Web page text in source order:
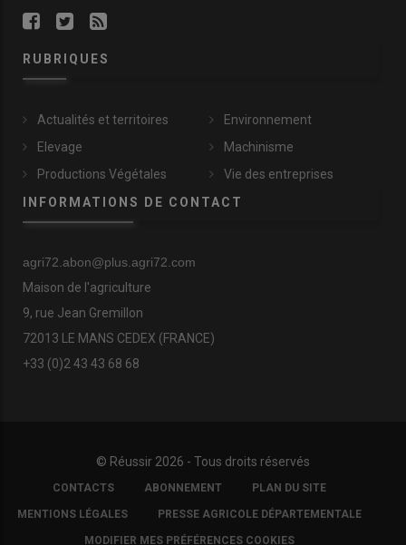
RUBRIQUES
Actualités et territoires
Elevage
Productions Végétales
Environnement
Machinisme
Vie des entreprises
INFORMATIONS DE CONTACT
agri72.abon@plus.agri72.com
Maison de l'agriculture
9, rue Jean Gremillon
72013 LE MANS CEDEX (FRANCE)
+33 (0)2 43 43 68 68
© Réussir 2026 - Tous droits réservés
FOOTER
COPYRIGHT
CONTACTS ABONNEMENT PLAN DU SITE
MENTIONS LÉGALES PRESSE AGRICOLE DÉPARTEMENTALE
MODIFIER MES PRÉFÉRENCES COOKIES